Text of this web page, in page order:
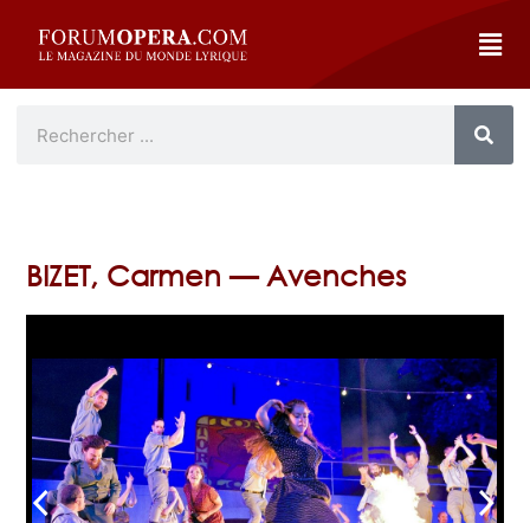
BIZET, Carmen — Avenches
arrow_back_ios arrow_forward_ios